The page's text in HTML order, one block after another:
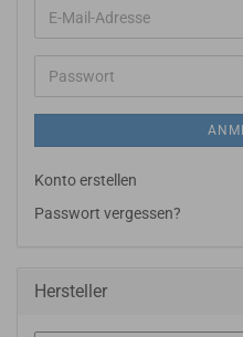
E-
Mail-
Adresse
Passwort
Konto erstellen
Passwort vergessen?
Hersteller